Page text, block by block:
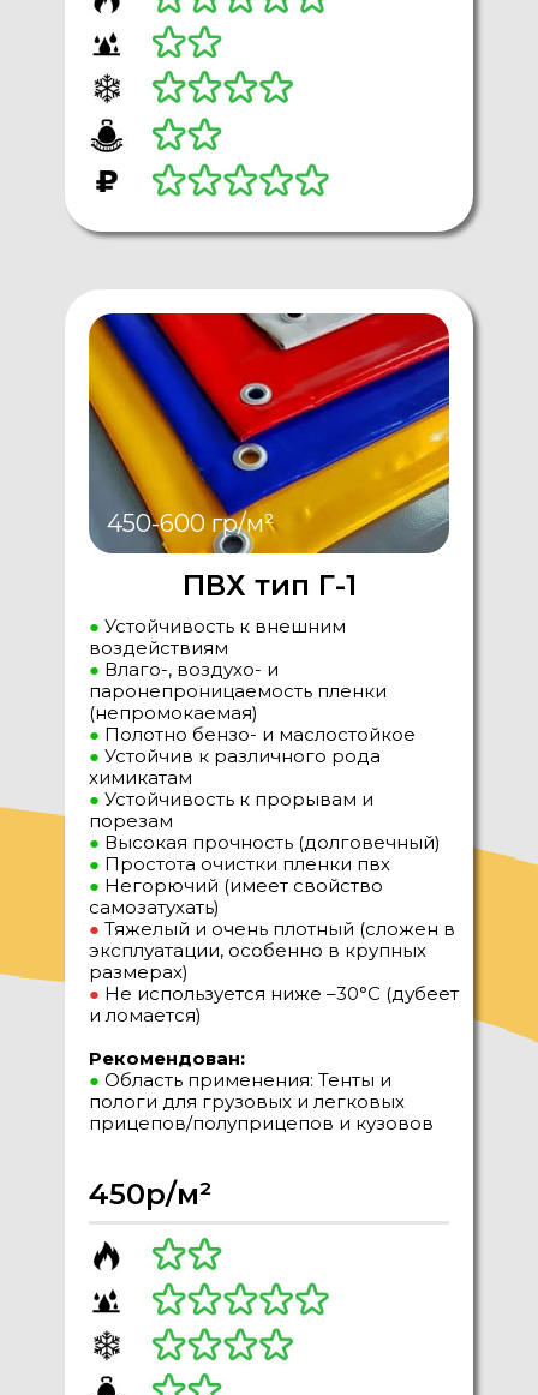
450р/м²
ПВХ тип Г-1
● Устойчивость к внешним
воздействиям
● Влаго-, воздухо- и
паронепроницаемость пленки
(непромокаемая)
● Полотно бензо- и маслостойкое
● Устойчив к различного рода
химикатам
● Устойчивость к прорывам и
порезам
● Высокая прочность (долговечный)
● Простота очистки пленки пвх
● Негорючий (имеет свойство
самозатухать)
● Тяжелый и очень плотный (сложен в
эксплуатации, особенно в крупных
размерах)
● Не используется ниже –30°C (дубеет
и ломается)
Рекомендован:
● Область применения: Тенты и
пологи для грузовых и легковых
прицепов/полуприцепов и кузовов
450-600 гр/м²